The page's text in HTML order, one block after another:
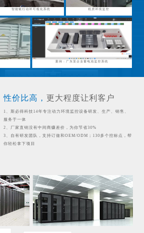
智能银行动环可视化系统 机房环境监控
案例：广东某企业蓄电池监控系统
性价比高， 更大程度让利客户
1、斯必得科技14年专注动力环境监控设备研发、生产、销售、
服务于一体
2、厂家直销没有中间商赚差价，为你节省30%
3、自有研发团队，支持订做和OEM/ODM；130多个控标点，帮
你轻松拿下项目